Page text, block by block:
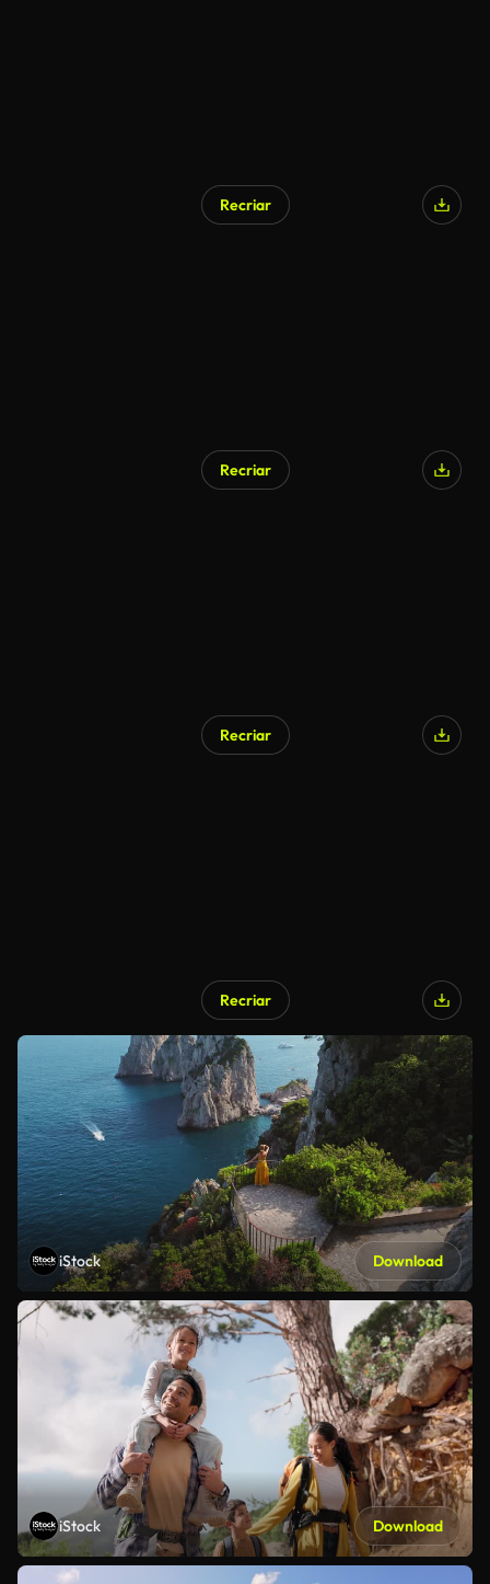
Recriar
Recriar
Recriar
Recriar
iStock Download
iStock Download